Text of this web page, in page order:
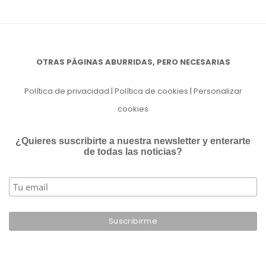
OTRAS PÁGINAS ABURRIDAS, PERO NECESARIAS
Política de privacidad | Política de cookies | Personalizar
cookies
¿Quieres suscribirte a nuestra newsletter y enterarte
de todas las noticias?